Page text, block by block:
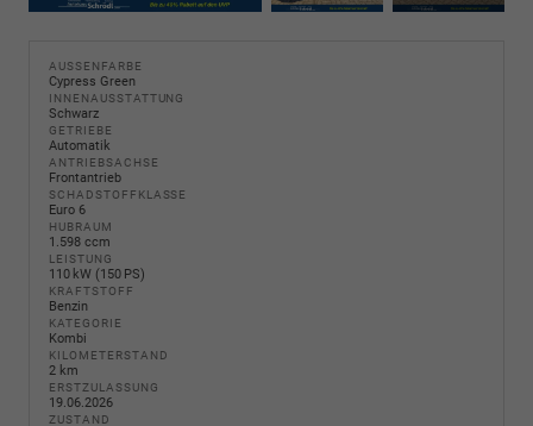
AUSSENFARBE
Cypress Green
INNENAUSSTATTUNG
Schwarz
GETRIEBE
Automatik
ANTRIEBSACHSE
Frontantrieb
SCHADSTOFFKLASSE
Euro 6
HUBRAUM
1.598 ccm
LEISTUNG
110 kW (150 PS)
KRAFTSTOFF
Benzin
KATEGORIE
Kombi
KILOMETERSTAND
2 km
ERSTZULASSUNG
19.06.2026
ZUSTAND